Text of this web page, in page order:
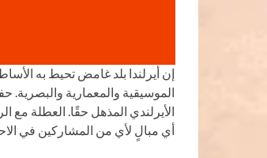
إن أيرلندا بلد غامض تحيط به
الموسيقية والمعمارية والبصرية.
الأيرلندي المذهل حقًا. العطلة
أي مبالٍ لأي من المشاركين في